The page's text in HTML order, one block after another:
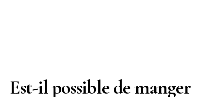
Est-il possible de manger